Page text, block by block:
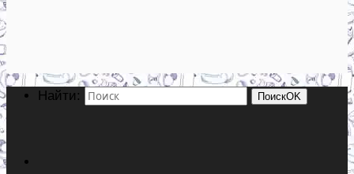
Найти: ПоискOK